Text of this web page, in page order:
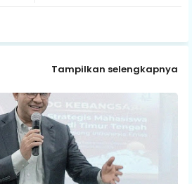
Tampilkan selengkapnya